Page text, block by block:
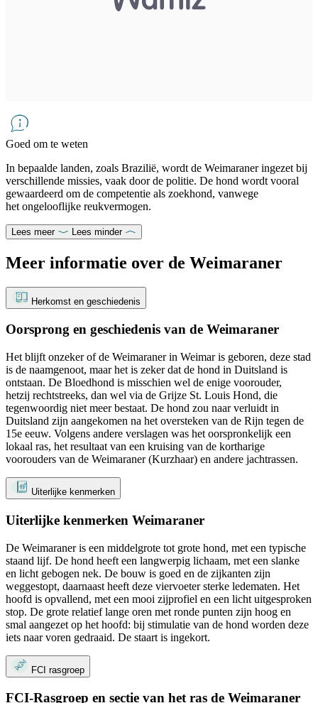
Goed om te weten
In bepaalde landen, zoals Brazilië, wordt de Weimaraner ingezet bij
verschillende missies, vaak door de politie. De hond wordt vooral
gewaardeerd om de competentie als zoekhond, vanwege
het ongelooflijke reukvermogen.
Lees meer Lees minder
Meer informatie over de Weimaraner
Herkomst en geschiedenis
Oorsprong en geschiedenis van de Weimaraner
Het blijft onzeker of de Weimaraner in Weimar is geboren, deze stad
is de naamgenoot, maar het is zeker dat de hond in Duitsland is
ontstaan. De Bloedhond is misschien wel de enige voorouder,
hetzij rechtstreeks, dan wel via de Grijze St. Louis Hond, die
tegenwoordig niet meer bestaat. De hond zou naar verluidt in
Duitsland zijn aangekomen na het oversteken van de Rijn tegen de
15e eeuw. Volgens andere verslagen was het oorspronkelijk een
lokaal ras, het resultaat van een kruising van de kortharige
voorouders van de Weimaraner (Kurzhaar) en andere jachtrassen.
Uiterlijke kenmerken
Uiterlijke kenmerken Weimaraner
De Weimaraner is een middelgrote tot grote hond, met een typische
staand lijf. De hond heeft een langwerpig lichaam, met een slanke
en licht gebogen nek. De bouw is goed en de zijkanten zijn
weggestopt, daarnaast heeft deze viervoeter sterke ledematen. Het
hoofd is opvallend, met een mooi zijprofiel en een licht uitgesproken
stop. De grote relatief lange oren met ronde punten zijn hoog en
smal aangezet op het hoofd: bij stimulatie van de hond worden deze
iets naar voren gedraaid. De staart is ingekort.
FCI rasgroep
FCI-Rasgroep en sectie van het ras de Weimaraner